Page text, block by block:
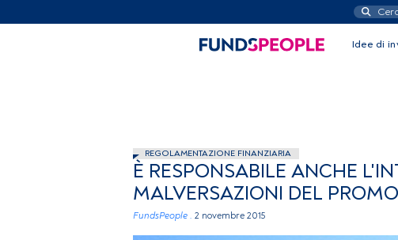
Idee di
REGOLAMENTAZIONE FINANZIARIA
È RESPONSABILE ANCHE
MALVERSAZIONI DEL
FundsPeople . 2 novembre 2015